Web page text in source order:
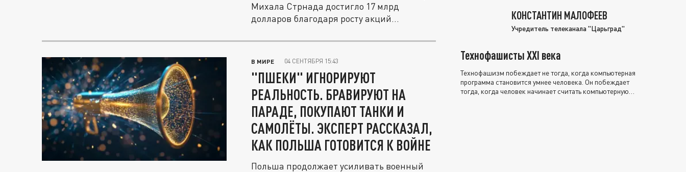
Михала Стрнада достигло 17 млрд
долларов благодаря росту акций...
В МИРЕ 04 СЕНТЯБРЯ 15:43
"ПШЕКИ" ИГНОРИРУЮТ
РЕАЛЬНОСТЬ. БРАВИРУЮТ НА
ПАРАДЕ, ПОКУПАЮТ ТАНКИ И
САМОЛЁТЫ. ЭКСПЕРТ РАССКАЗАЛ,
КАК ПОЛЬША ГОТОВИТСЯ К ВОЙНЕ
Польша продолжает усиливать военный
КОНСТАНТИН МАЛОФЕЕВ
Учредитель телеканала "Царьград"
Технофашисты XXI века
Технофашизм побеждает не тогда, когда компьютерная
программа становится умнее человека. Он побеждает
тогда, когда человек начинает считать компьютерную